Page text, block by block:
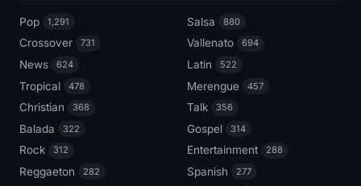
Pop 1,291 Salsa 880
Crossover 731 Vallenato 694
News 624 Latin 522
Tropical 478 Merengue 457
Christian 368 Talk 356
Balada 322 Gospel 314
Rock 312 Entertainment 288
Reggaeton 282 Spanish 277